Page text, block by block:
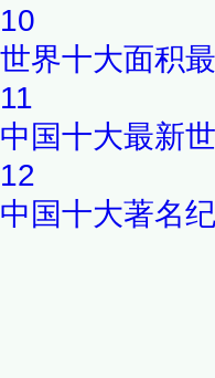
10
世界十大面积
11
中国十大最新
12
中国十大著名